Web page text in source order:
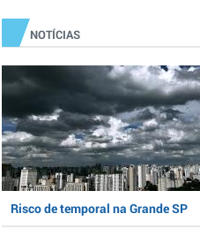
NOTÍCIAS
Risco de temporal na Grande SP